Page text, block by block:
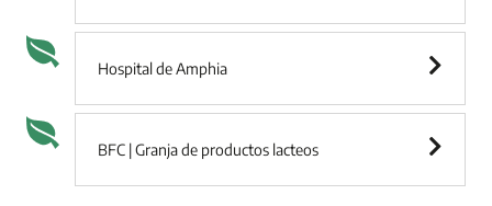
Hospital de Amphia
BFC | Granja de productos lacteos